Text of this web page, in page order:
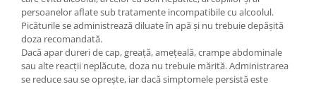
persoanelor aflate sub tratamente incompatibile cu alcoolul.
Picăturile se administrează diluate în apă și nu trebuie depășită
doza recomandată.
Dacă apar dureri de cap, greață, amețeală, crampe abdominale
sau alte reacții neplăcute, doza nu trebuie mărită. Administrarea
se reduce sau se oprește, iar dacă simptomele persistă este